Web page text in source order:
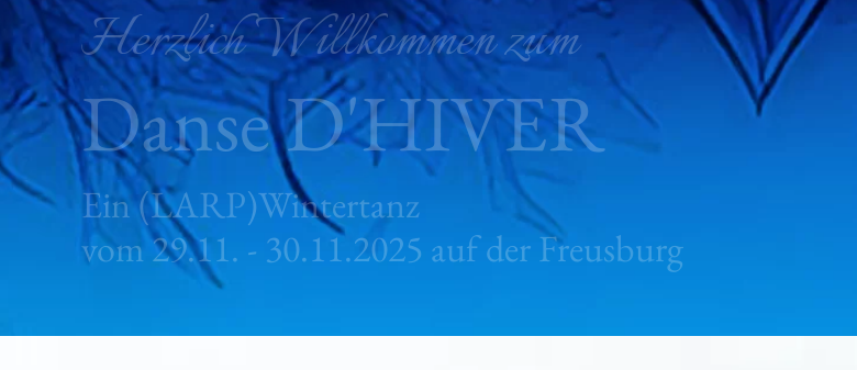
Herzlich Willkommen zum
Danse D'HIVER
Ein (LARP)Wintertanz
vom 29.11. - 30.11.2025 auf der Freusburg